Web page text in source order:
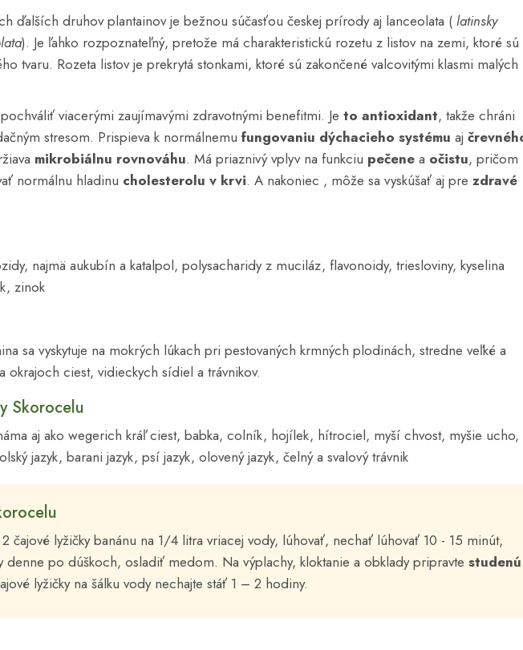
ďalších druhov plantainov je bežnou súčasťou českej prírody aj lanceolata ( latinsky
). Je ľahko rozpoznateľný, pretože má charakteristickú rozetu z listov na zemi, ktoré sú
tvaru. Rozeta listov je prekrytá stonkami, ktoré sú zakončené valcovitými klasmi malých
viacerými zaujímavými zdravotnými benefitmi. Je to antioxidant, takže chráni
stresom. Prispieva k normálnemu fungovaniu dýchacieho systému aj
mikrobiálnu rovnováhu. Má priaznivý vplyv na funkciu pečene a očistu, pričom
normálnu hladinu cholesterolu v krvi. A nakoniec , môže sa vyskúšať aj pre zdravé
najmä aukubín a katalpol, polysacharidy z muciláz, flavonoidy, triesloviny, kyselina
zinok
sa vyskytuje na mokrých lúkach pri pestovaných krmných plodinách, stredne veľké a
okrajoch ciest, vidieckych sídiel a trávnikov.
Skorocelu
aj ako wegerich kráľ ciest, babka, colník, hojílek, hítrociel, myší chvost, myšie ucho,
jazyk, barani jazyk, psí jazyk, olovený jazyk, čelný a svalový trávnik
čajové lyžičky banánu na 1/4 litra vriacej vody, lúhovať, nechať lúhovať 10 - 15 minút,
denne po dúškoch, osladiť medom. Na výplachy, kloktanie a obklady pripravte studenú
lyžičky na šálku vody nechajte stáť 1 – 2 hodiny.